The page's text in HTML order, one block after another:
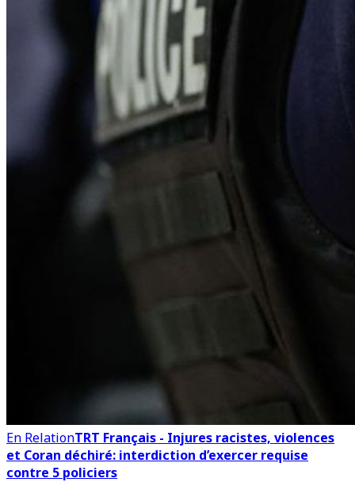
En RelationTRT Français - Injures racistes, violences
et Coran déchiré: interdiction d’exercer requise
contre 5 policiers